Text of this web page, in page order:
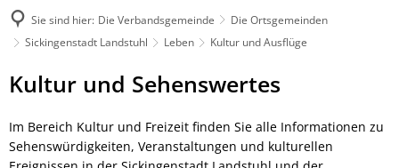
Sie sind hier: Die Verbandsgemeinde
Die Ortsgemeinden
Sickingenstadt Landstuhl
Leben Kultur und Ausflüge
Kultur
und
Ausflüge
Kultur und Sehenswertes
Im Bereich Kultur und Freizeit finden Sie alle Informationen zu
Sehenswürdigkeiten, Veranstaltungen und kulturellen